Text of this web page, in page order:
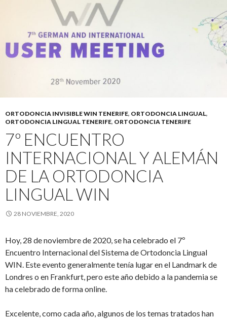
ORTODONCIA INVISIBLE WIN TENERIFE, ORTODONCIA LINGUAL,
ORTODONCIA LINGUAL TENERIFE, ORTODONCIA TENERIFE
7º ENCUENTRO
INTERNACIONAL Y ALEMÁN
DE LA ORTODONCIA
LINGUAL WIN
28 NOVIEMBRE, 2020
Hoy, 28 de noviembre de 2020, se ha celebrado el 7º
Encuentro Internacional del Sistema de Ortodoncia Lingual
WIN. Este evento generalmente tenía lugar en el Landmark de
Londres o en Frankfurt, pero este año debido a la pandemia se
ha celebrado de forma online.
Excelente, como cada año, algunos de los temas tratados han